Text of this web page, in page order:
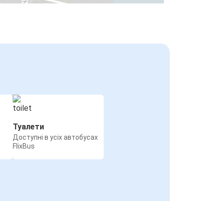
Туалети
Доступні в усіх автобусах
FlixBus